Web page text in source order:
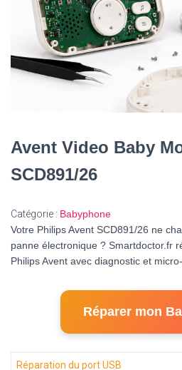
Avent Video Baby
SCD891/26
Catégorie : Babyphone
Votre Philips Avent SCD891/26 ne
panne électronique ? Smartdoctor.fr
Philips Avent avec diagnostic et
Réparer mon
Réparation du port USB